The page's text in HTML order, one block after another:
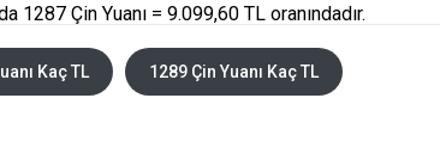
1287 Çin Yuanı = 9.099,60 TL oranındadır.
Kaç TL 1289 Çin Yuanı Kaç TL